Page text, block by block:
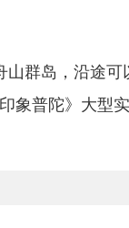
群岛，沿途
象普陀》大型